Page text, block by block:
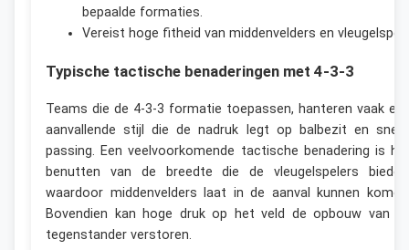
bepaalde formaties.
Vereist hoge fitheid van middenvelders en
Typische tactische benaderingen met 4-3-3
Teams die de 4-3-3 formatie toepassen, hanteren vaak
aanvallende stijl die de nadruk legt op balbezit en
passing. Een veelvoorkomende tactische benadering is
benutten van de breedte die de vleugelspelers
waardoor middenvelders laat in de aanval kunnen
Bovendien kan hoge druk op het veld de opbouw van
tegenstander verstoren.